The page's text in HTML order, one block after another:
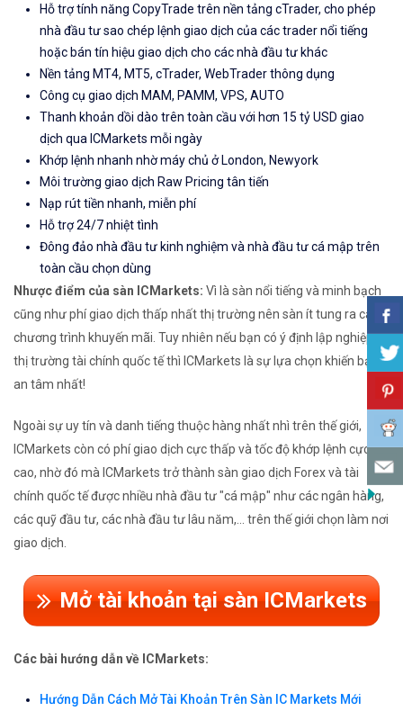
Hỗ trợ tính năng CopyTrade trên nền tảng cTrader, cho phép
nhà đầu tư sao chép lệnh giao dịch của các trader nổi tiếng
hoặc bán tín hiệu giao dịch cho các nhà đầu tư khác
Nền tảng MT4, MT5, cTrader, WebTrader thông dụng
Công cụ giao dịch MAM, PAMM, VPS, AUTO
Thanh khoản dồi dào trên toàn cầu với hơn 15 tỷ USD giao
dịch qua ICMarkets mỗi ngày
Khớp lệnh nhanh nhờ máy chủ ở London, Newyork
Môi trường giao dịch Raw Pricing tân tiến
Nạp rút tiền nhanh, miễn phí
Hỗ trợ 24/7 nhiệt tình
Đông đảo nhà đầu tư kinh nghiệm và nhà đầu tư cá mập trên
toàn cầu chọn dùng
Nhược điểm của sàn ICMarkets: Vì là sàn nổi tiếng và minh bạch
cũng như phí giao dịch thấp nhất thị trường nên sàn ít tung ra các
chương trình khuyến mãi. Tuy nhiên nếu bạn có ý định lập nghiệp từ
thị trường tài chính quốc tế thì ICMarkets là sự lựa chọn khiến bạn
an tâm nhất!
Ngoài sự uy tín và danh tiếng thuộc hàng nhất nhì trên thế giới,
ICMarkets còn có phí giao dịch cực thấp và tốc độ khớp lệnh cực
cao, nhờ đó mà ICMarkets trở thành sàn giao dịch Forex và tài
chính quốc tế được nhiều nhà đầu tư "cá mập" như các ngân hàng,
các quỹ đầu tư, các nhà đầu tư lâu năm,... trên thế giới chọn làm nơi
giao dịch.
Mở tài khoản tại sàn ICMarkets
Các bài hướng dẫn về ICMarkets:
Hướng Dẫn Cách Mở Tài Khoản Trên Sàn IC Markets Mới